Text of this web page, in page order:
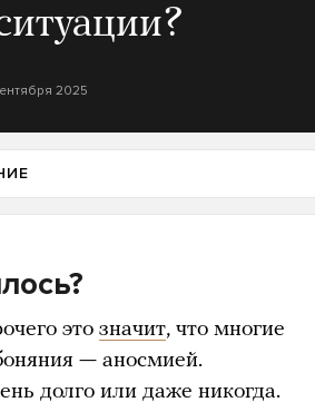
2025
это значит, что многие
— аносмией.
долго или даже никогда.